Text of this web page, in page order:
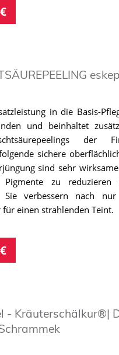
in die Basis-
und beinhaltet
der
sichere
sind sehr
Pigmente zu
Sie verbessern nach
einen strahlenden Teint.
- Kräuterschälkur®|